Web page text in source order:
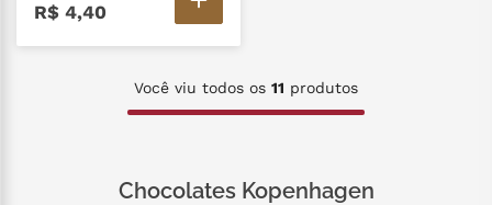
R$ 4,40
Você viu todos os 11 produtos
Chocolates Kopenhagen